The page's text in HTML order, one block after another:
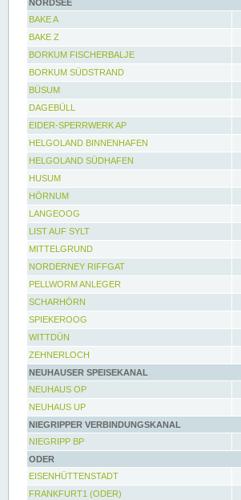
NORDSEE
BAKE A
BAKE Z
BORKUM FISCHERBALJE
BORKUM SÜDSTRAND
BÜSUM
DAGEBÜLL
EIDER-SPERRWERK AP
HELGOLAND BINNENHAFEN
HELGOLAND SÜDHAFEN
HUSUM
HÖRNUM
LANGEOOG
LIST AUF SYLT
MITTELGRUND
NORDERNEY RIFFGAT
PELLWORM ANLEGER
SCHARHÖRN
SPIEKEROOG
WITTDÜN
ZEHNERLOCH
NEUHAUSER SPEISEKANAL
NEUHAUS OP
NEUHAUS UP
NIEGRIPPER VERBINDUNGSKANAL
NIEGRIPP BP
ODER
EISENHÜTTENSTADT
FRANKFURT1 (ODER)